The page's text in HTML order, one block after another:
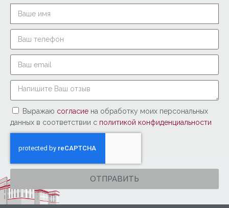
Выражаю согласие на обработку моих персональных
данных в соответствии с политикой конфиденциальности
ОТПРАВИТЬ